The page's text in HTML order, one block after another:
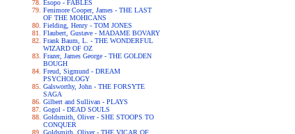
Esopo - FABLES
Fenimore Cooper, James - THE LAST
OF THE MOHICANS
Fielding, Henry - TOM JONES
Flaubert, Gustave - MADAME BOVARY
Frank Baum, L. - THE WONDERFUL
WIZARD OF OZ
Frazer, James George - THE GOLDEN
BOUGH
Freud, Sigmund - DREAM
PSYCHOLOGY
Galsworthy, John - THE FORSYTE
SAGA
Gilbert and Sullivan - PLAYS
Gogol - DEAD SOULS
Goldsmith, Oliver - SHE STOOPS TO
CONQUER
Goldsmith, Oliver - THE VICAR OF